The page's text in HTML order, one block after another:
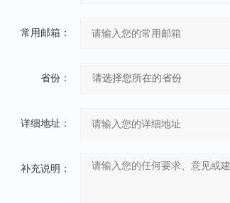
常用邮箱：
省份：
详细地址：
补充说明：